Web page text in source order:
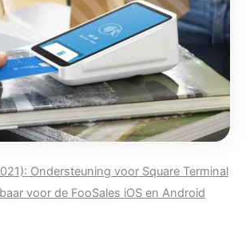
Ondersteuning voor Square Terminal
voor de FooSales iOS en Android